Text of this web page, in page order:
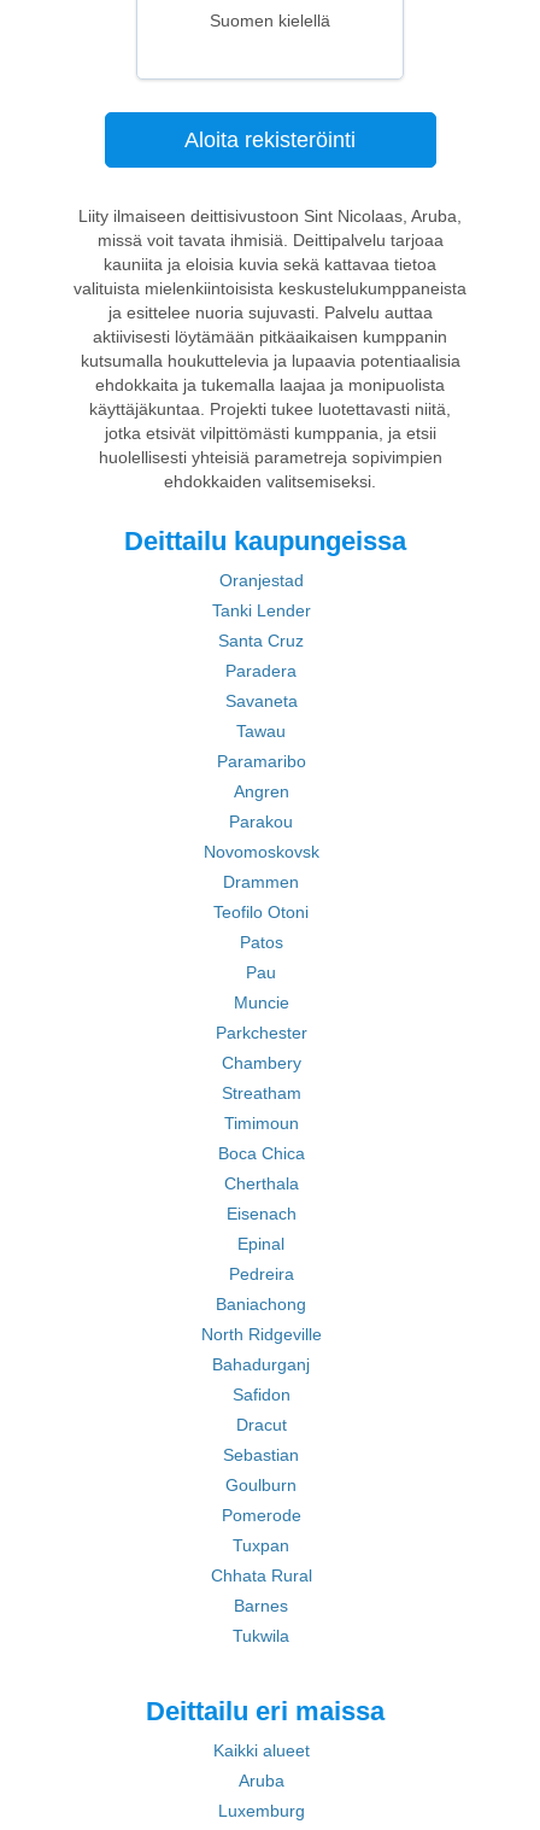
Suomen kielellä
Aloita rekisteröinti
Liity ilmaiseen deittisivustoon Sint Nicolaas, Aruba,
missä voit tavata ihmisiä. Deittipalvelu tarjoaa
kauniita ja eloisia kuvia sekä kattavaa tietoa
valituista mielenkiintoisista keskustelukumppaneista
ja esittelee nuoria sujuvasti. Palvelu auttaa
aktiivisesti löytämään pitkäaikaisen kumppanin
kutsumalla houkuttelevia ja lupaavia potentiaalisia
ehdokkaita ja tukemalla laajaa ja monipuolista
käyttäjäkuntaa. Projekti tukee luotettavasti niitä,
jotka etsivät vilpittömästi kumppania, ja etsii
huolellisesti yhteisiä parametreja sopivimpien
ehdokkaiden valitsemiseksi.
Deittailu kaupungeissa
Oranjestad
Tanki Lender
Santa Cruz
Paradera
Savaneta
Tawau
Paramaribo
Angren
Parakou
Novomoskovsk
Drammen
Teofilo Otoni
Patos
Pau
Muncie
Parkchester
Chambery
Streatham
Timimoun
Boca Chica
Cherthala
Eisenach
Epinal
Pedreira
Baniachong
North Ridgeville
Bahadurganj
Safidon
Dracut
Sebastian
Goulburn
Pomerode
Tuxpan
Chhata Rural
Barnes
Tukwila
Deittailu eri maissa
Kaikki alueet
Aruba
Luxemburg